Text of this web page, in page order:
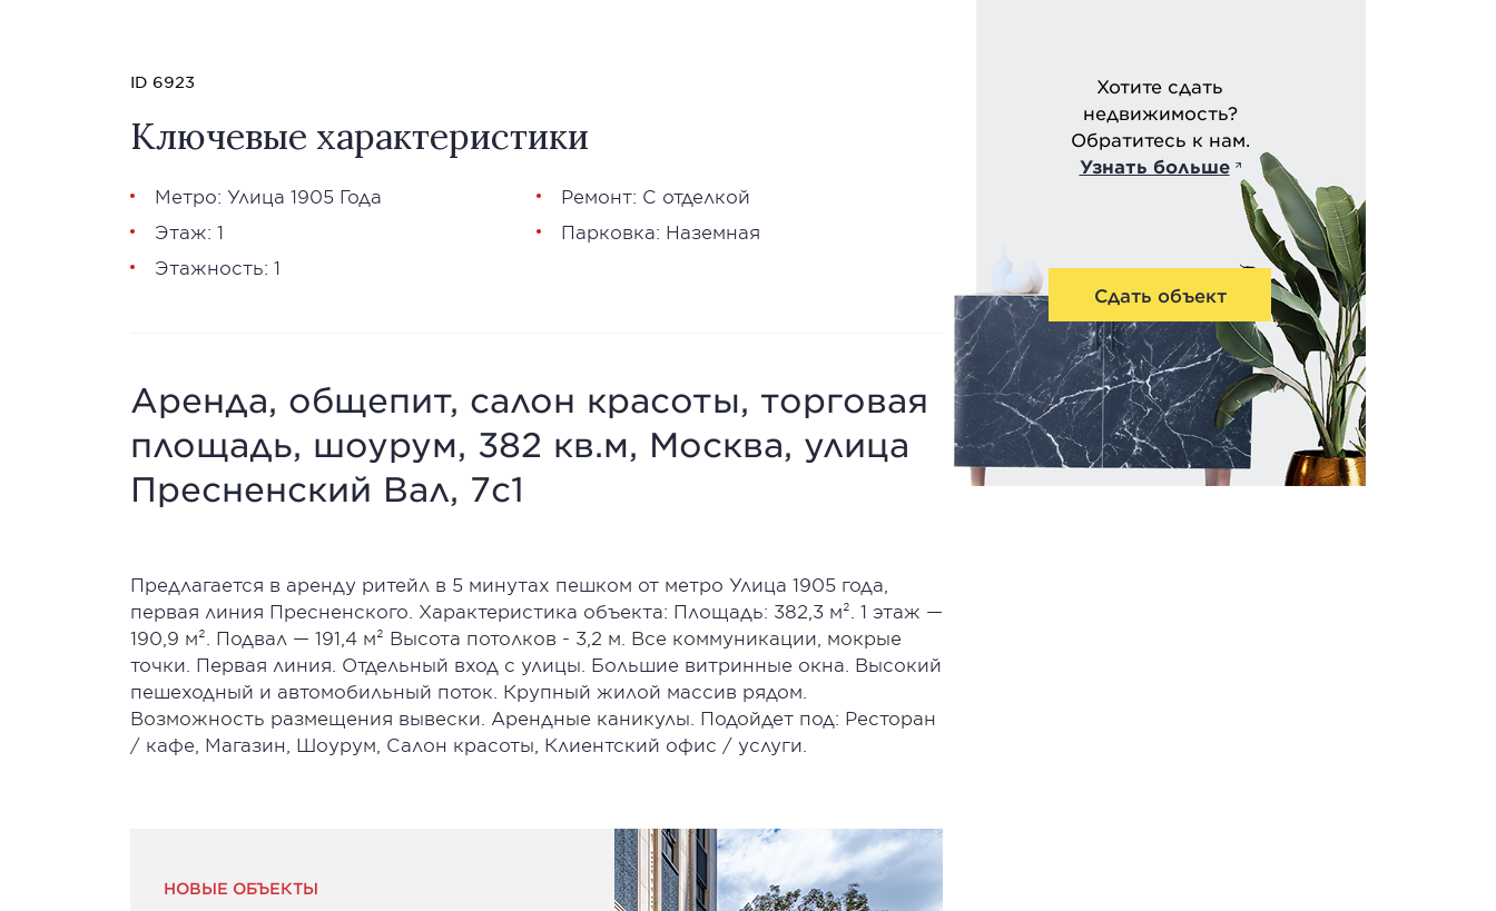
Хотите сдать
недвижимость?
Обратитесь к нам.
Узнать больше
Сдать объект
ID 6923
Ключевые характеристики
Метро: Улица 1905 Года
Этаж: 1
Этажность: 1
Ремонт: С отделкой
Парковка: Наземная
Аренда, общепит, салон красоты, торговая
площадь, шоурум, 382 кв.м, Москва, улица
Пресненский Вал, 7с1
Предлагается в аренду ритейл в 5 минутах пешком от метро Улица 1905 года,
первая линия Пресненского. Характеристика объекта: Площадь: 382,3 м². 1 этаж —
190,9 м². Подвал — 191,4 м² Высота потолков - 3,2 м. Все коммуникации, мокрые
точки. Первая линия. Отдельный вход с улицы. Большие витринные окна. Высокий
пешеходный и автомобильный поток. Крупный жилой массив рядом.
Возможность размещения вывески. Арендные каникулы. Подойдет под: Ресторан
/ кафе, Магазин, Шоурум, Салон красоты, Клиентский офис / услуги.
НОВЫЕ ОБЪЕКТЫ